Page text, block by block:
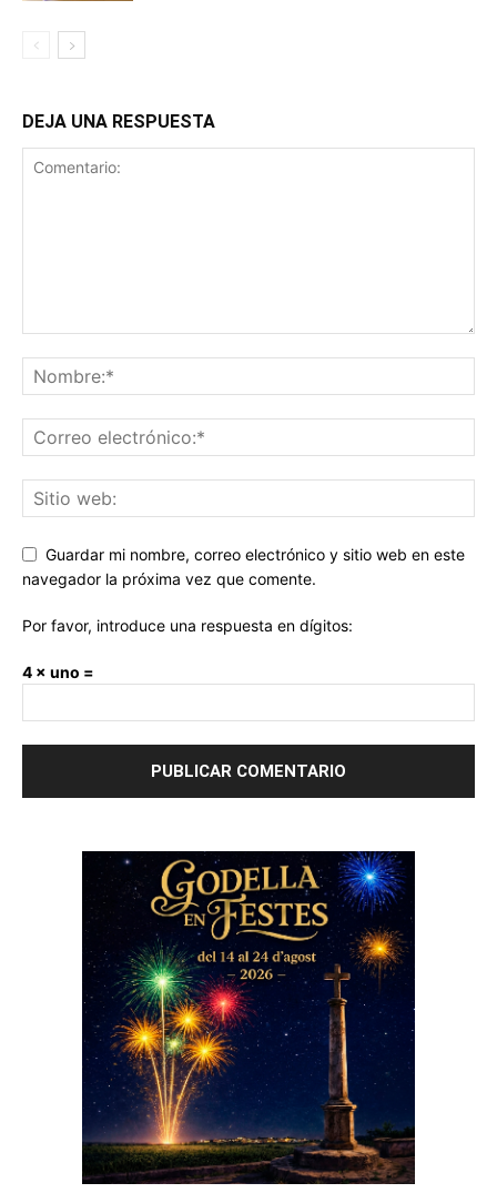
DEJA UNA RESPUESTA
Guardar mi nombre, correo electrónico y sitio web en este
navegador la próxima vez que comente.
Por favor, introduce una respuesta en dígitos:
4 × uno =